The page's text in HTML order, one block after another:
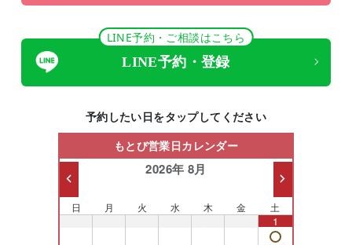
LINE予約・ご相談はこちら
LINE予約・登録
予約したい日をタップしてください
もとび営業日カレンダー
2026年 8月
日 月 火 水 木 金 土
1